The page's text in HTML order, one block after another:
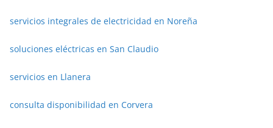
servicios integrales de electricidad en Noreña
soluciones eléctricas en San Claudio
servicios en Llanera
consulta disponibilidad en Corvera